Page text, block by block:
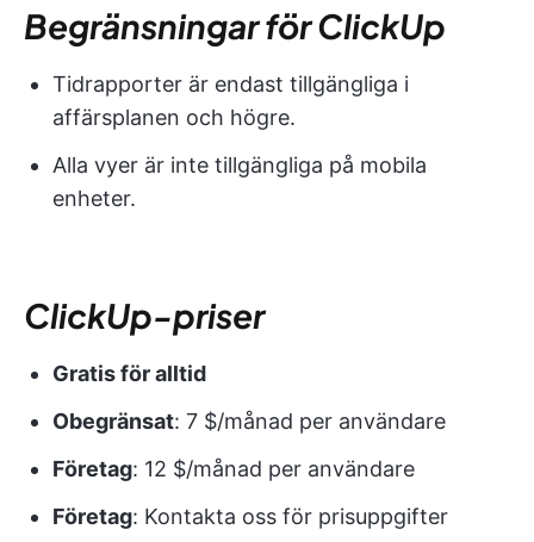
Begränsningar för ClickUp
Tidrapporter är endast tillgängliga i
affärsplanen och högre.
Alla vyer är inte tillgängliga på mobila
enheter.
ClickUp-priser
Gratis för alltid
Obegränsat: 7 $/månad per användare
Företag: 12 $/månad per användare
Företag: Kontakta oss för prisuppgifter